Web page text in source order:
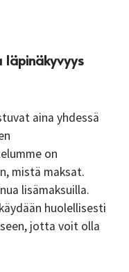
läpinäkyvyys
aina yhdessä
on
mistä maksat.
lisämaksuilla.
huolellisesti
jotta voit olla